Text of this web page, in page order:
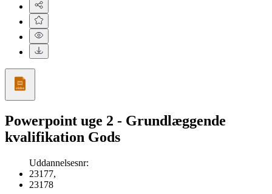
Powerpoint uge 2 - Grundlæggende
kvalifikation Gods
Uddannelsesnr:
23177,
23178